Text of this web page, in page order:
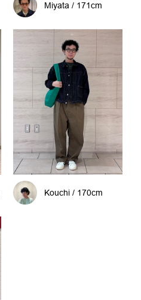
Miyata / 171cm
Kouchi / 170cm